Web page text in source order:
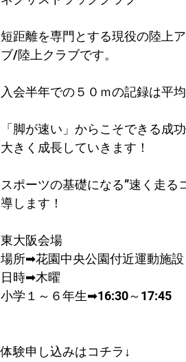
短距離を専門とする現役の陸上
ブ/陸上クラブです。
入会半年での５０ｍの記録は平
「脚が速い」からこそできる成
大きく成長していきます！
スポーツの基礎になる”速く走
導します！
東大阪会場
場所➡花園中央公園付近運動施設
日時➡木曜
小学​１～６年生➡16:30～17:45
体験申し込みはコチラ↓